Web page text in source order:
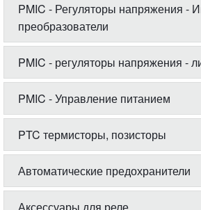
PMIC - Регуляторы напряжения -
преобразователи
PMIC - регуляторы напряжения -
PMIC - Управление питанием
PTC термисторы, позисторы
Автоматические предохранители